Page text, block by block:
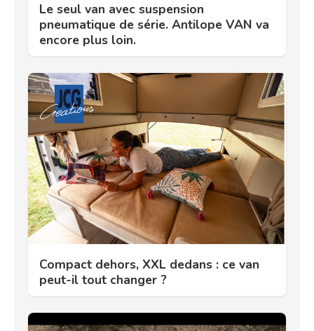
Le seul van avec suspension
pneumatique de série. Antilope VAN va
encore plus loin.
Compact dehors, XXL dedans : ce van
peut-il tout changer ?